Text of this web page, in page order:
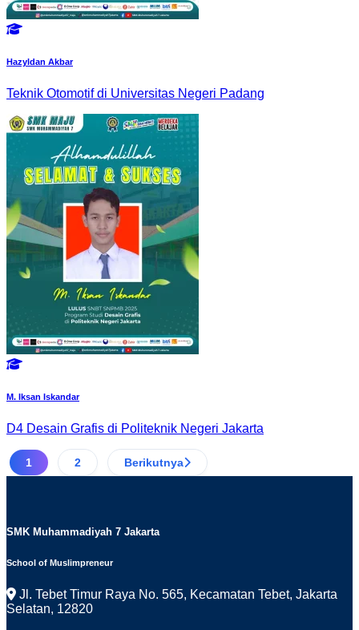
Hazyldan Akbar
Teknik Otomotif di Universitas Negeri Padang
M. Iksan Iskandar
D4 Desain Grafis di Politeknik Negeri Jakarta
1 2 Berikutnya
SMK Muhammadiyah 7 Jakarta
School of Muslimpreneur
Jl. Tebet Timur Raya No. 565, Kecamatan Tebet, Jakarta
Selatan, 12820